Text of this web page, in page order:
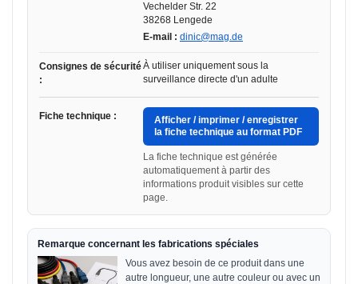
Vechelder Str. 22
38268 Lengede
E-mail : dinic@mag.de
Consignes de sécurité
:
À utiliser uniquement sous la
surveillance directe d'un adulte
Fiche technique :
Afficher / imprimer / enregistrer
la fiche technique au format PDF
La fiche technique est générée
automatiquement à partir des
informations produit visibles sur cette
page.
Remarque concernant les fabrications spéciales
Vous avez besoin de ce produit dans une
autre longueur, une autre couleur ou avec un